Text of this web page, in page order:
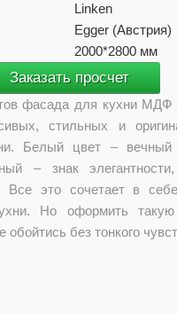
Linken
Egger (Австрия)
2000*2800 мм
Заказать просчет
фасада для кухни МДФ
стильных и
Белый цвет –
– знак
Все это сочетает в
Но оформить
обойтись без тонкого